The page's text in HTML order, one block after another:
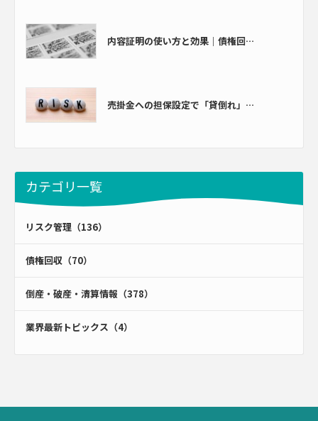
内容証明の使い方と効果｜債権回…
売掛金への担保設定で「貸倒れ」…
カテゴリ一覧
リスク管理（136）
債権回収（70）
倒産・破産・清算情報（378）
業界最新トピックス（4）